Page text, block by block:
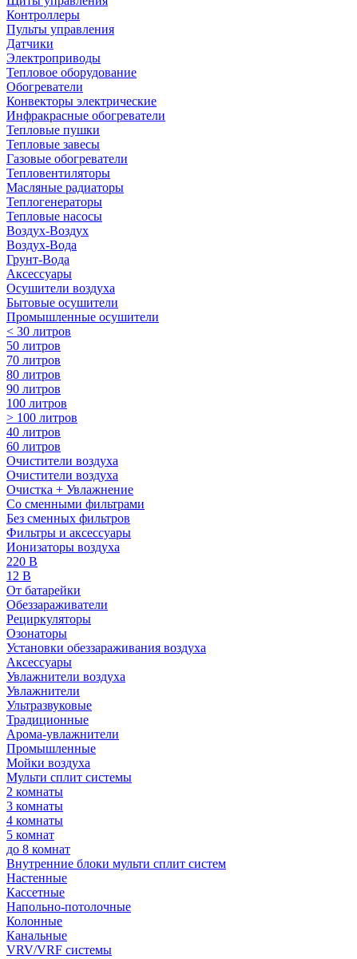
Контроллеры
Пульты управления
Датчики
Электроприводы
Тепловое оборудование
Обогреватели
Конвекторы электрические
Инфракрасные обогреватели
Тепловые пушки
Тепловые завесы
Газовые обогреватели
Тепловентиляторы
Масляные радиаторы
Теплогенераторы
Тепловые насосы
Воздух-Воздух
Воздух-Вода
Грунт-Вода
Аксессуары
Осушители воздуха
Бытовые осушители
Промышленные осушители
< 30 литров
50 литров
70 литров
80 литров
90 литров
100 литров
> 100 литров
40 литров
60 литров
Очистители воздуха
Очистители воздуха
Очистка + Увлажнение
Cо сменными фильтрами
Без сменных фильтров
Фильтры и аксессуары
Ионизаторы воздуха
220 В
12 В
От батарейки
Обеззараживатели
Рециркуляторы
Озонаторы
Установки обеззараживания воздуха
Аксессуары
Увлажнители воздуха
Увлажнители
Ультразвуковые
Традиционные
Арома-увлажнители
Промышленные
Мойки воздуха
Мульти сплит системы
2 комнаты
3 комнаты
4 комнаты
5 комнат
до 8 комнат
Внутренние блоки мульти сплит систем
Настенные
Кассетные
Напольно-потолочные
Колонные
Канальные
VRV/VRF системы